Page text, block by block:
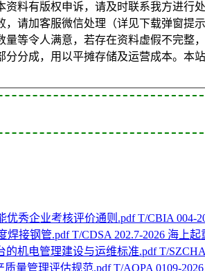
料有版权申诉，请及时联系我方进行
请加客服微信处理（详见下载弹窗提示
等令人满意，若存在资料虚假不完整
分成，用以平摊存储及运营成本。本
T/CBIA 004-
T/CDSA 202.7-2026 海上
T/
T/AOPA 0109-